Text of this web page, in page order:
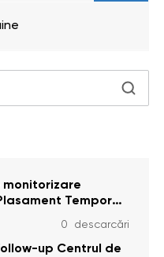
monitorizare
Temporar
(Adulte) din s.
de 25 mai 2026
0 descarcări
up Centrul de